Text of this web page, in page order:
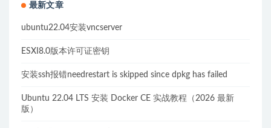
最新文章
ubuntu22.04安装vncserver
ESXI8.0版本许可证密钥
安装ssh报错needrestart is skipped since dpkg has failed
Ubuntu 22.04 LTS 安装 Docker CE 实战教程（2026 最新
版）